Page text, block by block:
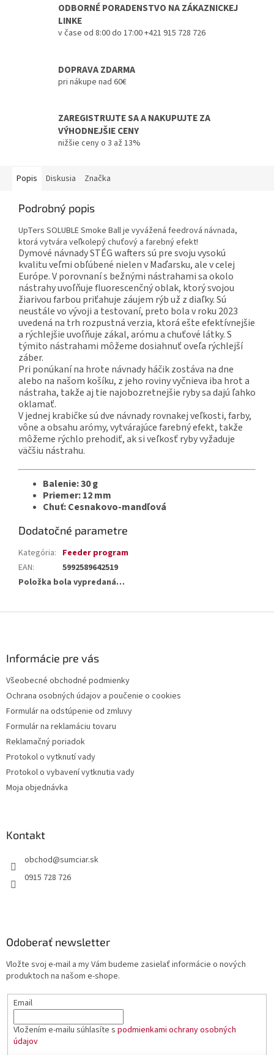
ODBORNÉ PORADENSTVO NA ZÁKAZNICKEJ
LINKE
v čase od 8:00 do 17:00 +421 915 728 726
DOPRAVA ZDARMA
pri nákupe nad 60€
ZAREGISTRUJTE SA A NAKUPUJTE ZA
VÝHODNEJŠIE CENY
nižšie ceny o 3 až 13%
Popis Diskusia Značka
Podrobný popis
UpTers SOLUBLE Smoke Ball je vyvážená feedrová návnada,
ktorá vytvára veľkolepý chuťový a farebný efekt!
Dymové návnady STÉG wafters sú pre svoju vysokú
kvalitu veľmi obľúbené nielen v Maďarsku, ale v celej
Európe. V porovnaní s bežnými nástrahami sa okolo
nástrahy uvoľňuje fluorescenčný oblak, ktorý svojou
žiarivou farbou priťahuje záujem rýb už z diaľky. Sú
neustále vo vývoji a testovaní, preto bola v roku 2023
uvedená na trh rozpustná verzia, ktorá ešte efektívnejšie
a rýchlejšie uvoľňuje zákal, arómu a chuťové látky. S
týmito nástrahami môžeme dosiahnuť oveľa rýchlejší
záber.
Pri ponúkaní na hrote návnady háčik zostáva na dne
alebo na našom košíku, z jeho roviny vyčnieva iba hrot a
nástraha, takže aj tie najobozretnejšie ryby sa dajú ľahko
oklamať.
V jednej krabičke sú dve návnady rovnakej veľkosti, farby,
vône a obsahu arómy, vytvárajúce farebný efekt, takže
môžeme rýchlo prehodiť, ak si veľkosť ryby vyžaduje
väčšiu nástrahu.
Balenie: 30 g
Priemer: 12 mm
Chuť: Cesnakovo-mandľová
Dodatočné parametre
Kategória: Feeder program
EAN:
5992589642519
Položka bola vypredaná…
Informácie pre vás
Všeobecné obchodné podmienky
Ochrana osobných údajov a poučenie o cookies
Formulár na odstúpenie od zmluvy
Formulár na reklamáciu tovaru
Reklamačný poriadok
Protokol o vytknutí vady
Protokol o vybavení vytknutia vady
Moja objednávka
Kontakt
obchod@sumciar.sk
0915 728 726
Odoberať newsletter
Vložte svoj e-mail a my Vám budeme zasielať informácie o nových
produktoch na našom e-shope.
Email
Vložením e-mailu súhlasíte s podmienkami ochrany osobných
údajov